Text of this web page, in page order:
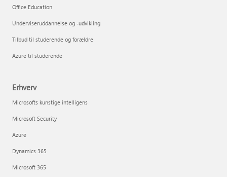
Office Education
Underviseruddannelse og -udvikling
Tilbud til studerende og forældre
Azure til studerende
Erhverv
Microsofts kunstige intelligens
Microsoft Security
Azure
Dynamics 365
Microsoft 365